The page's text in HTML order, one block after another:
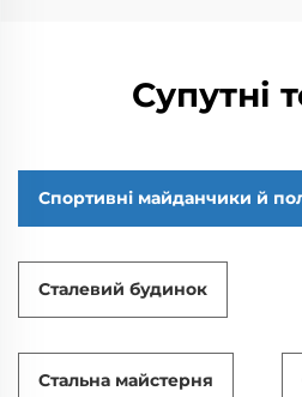
Супутні
Спортивні майданчики й
Сталевий будинок
Стальна майстерня